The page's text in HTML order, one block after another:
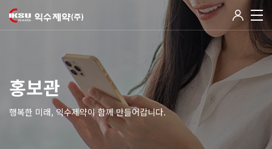
홍보관
행복한 미래, 익수제약이 함께 만들어갑니다.